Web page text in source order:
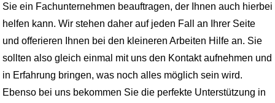
Sie ein Fachunternehmen beauftragen, der Ihnen auch hierbei
helfen kann. Wir stehen daher auf jeden Fall an Ihrer Seite
und offerieren Ihnen bei den kleineren Arbeiten Hilfe an. Sie
sollten also gleich einmal mit uns den Kontakt aufnehmen und
in Erfahrung bringen, was noch alles möglich sein wird.
Ebenso bei uns bekommen Sie die perfekte Unterstützung in